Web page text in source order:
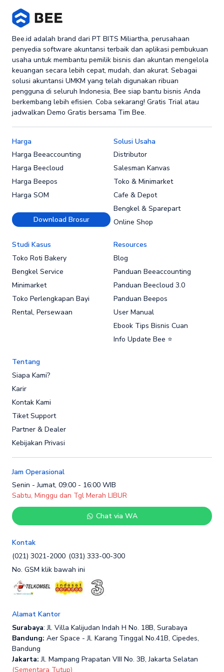
Bee.id adalah brand dari PT BITS Miliartha, perusahaan
penyedia software akuntansi terbaik dan aplikasi pembukuan
usaha untuk membantu pemilik bisnis dan akuntan mengelola
keuangan secara lebih cepat, mudah, dan akurat. Sebagai
solusi akuntansi UMKM yang telah digunakan ribuan
pengguna di seluruh Indonesia, Bee siap bantu bisnis Anda
berkembang lebih efisien. Coba sekarang! Gratis Trial atau
jadwalkan Demo Gratis bersama Tim Bee.
Harga
Harga Beeaccounting
Harga Beecloud
Harga Beepos
Harga SOM
Download Brosur
Solusi Usaha
Distributor
Salesman Kanvas
Toko & Minimarket
Cafe & Depot
Bengkel & Sparepart
Online Shop
Studi Kasus
Toko Roti Bakery
Bengkel Service
Minimarket
Toko Perlengkapan Bayi
Rental, Persewaan
Resources
Blog
Panduan Beeaccounting
Panduan Beecloud 3.0
Panduan Beepos
User Manual
Ebook Tips Bisnis Cuan
Info Update Bee ⭐
Tentang
Siapa Kami?
Karir
Kontak Kami
Tiket Support
Partner & Dealer
Kebijakan Privasi
Jam Operasional
Senin - Jumat, 09:00 - 16:00 WIB
Sabtu, Minggu dan Tgl Merah LIBUR
Chat via WA
Kontak
(021) 3021-2000 (031) 333-00-300
No. GSM klik bawah ini
Alamat Kantor
Surabaya: Jl. Villa Kalijudan Indah H No. 18B, Surabaya
Bandung: Aer Space - Jl. Karang Tinggal No.41B, Cipedes,
Bandung
Jakarta: Jl. Mampang Prapatan VIII No. 3B, Jakarta Selatan
(Sementara Tutup)